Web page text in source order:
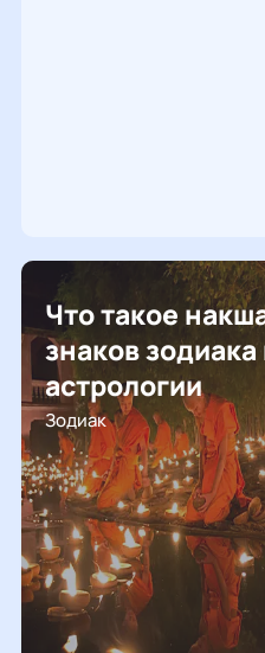
Что такое
знаков
астрологии
Зодиак